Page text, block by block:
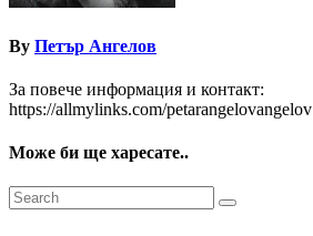
By Петър Ангелов
За повече информация и контакт:
https://allmylinks.com/petarangelovangelov
Може би ще харесате..